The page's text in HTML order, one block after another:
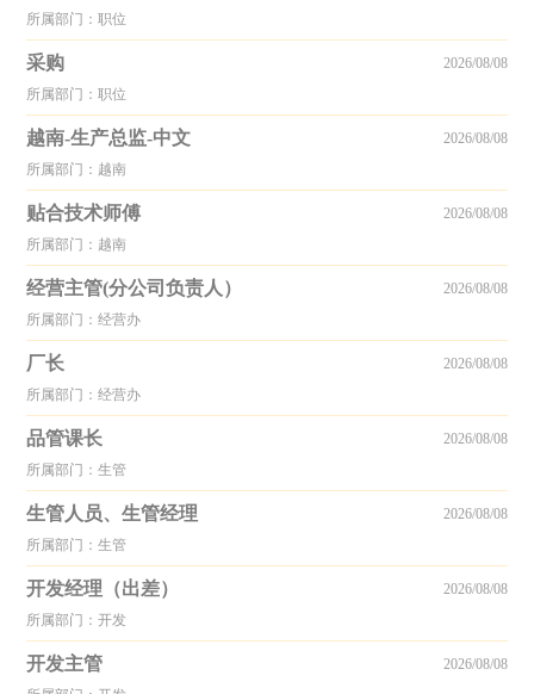
所属部门：职位
采购
所属部门：职位
2026/08/08
越南-生产总监-中文
所属部门：越南
2026/08/08
贴合技术师傅
所属部门：越南
2026/08/08
经营主管(分公司负责人）
所属部门：经营办
2026/08/08
厂长
所属部门：经营办
2026/08/08
品管课长
所属部门：生管
2026/08/08
生管人员、生管经理
所属部门：生管
2026/08/08
开发经理（出差）
所属部门：开发
2026/08/08
开发主管 2026/08/08